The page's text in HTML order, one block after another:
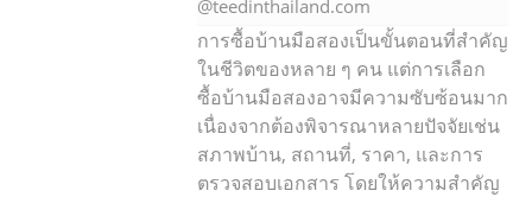
@teedinthailand.com
การซื้อบ้านมือสองเป็นขั้นตอนที่สำคัญ
ในชีวิตของหลาย ๆ คน แต่การเลือก
ซื้อบ้านมือสองอาจมีความซับซ้อนมาก
เนื่องจากต้องพิจารณาหลายปัจจัยเช่น
สภาพบ้าน, สถานที่, ราคา, และการ
ตรวจสอบเอกสาร โดยให้ความสำคัญ